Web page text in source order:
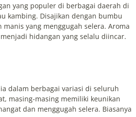
yang populer di berbagai daerah di
kambing. Disajikan dengan bumbu
yang menggugah selera. Aroma
hidangan yang selalu diincar.
dalam berbagai variasi di seluruh
masing-masing memiliki keunikan
dan menggugah selera. Biasanya